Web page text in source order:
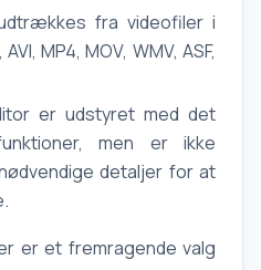
fra videofiler i
MP4, MOV, WMV, ASF,
er udstyret med det
men er ikke
detaljer for at
er et fremragende valg